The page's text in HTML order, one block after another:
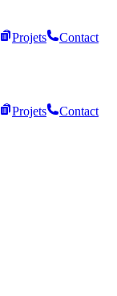
Projets
Contact
Projets
Contact